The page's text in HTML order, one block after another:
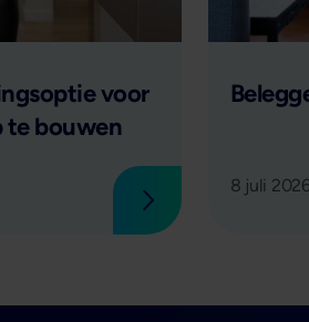
voor
te bouwen
Lees verder
Lees
8 juli 2026